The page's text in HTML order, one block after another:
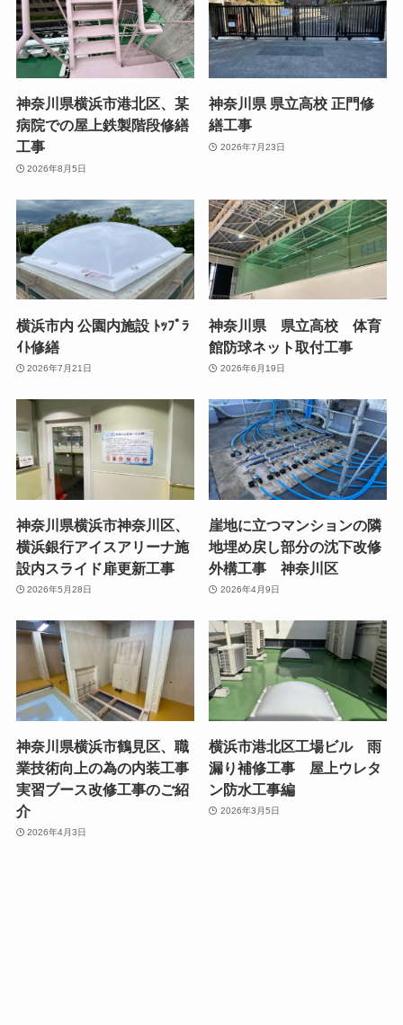
神奈川県横浜市港北区、某
病院での屋上鉄製階段修繕
工事
2026年8月5日
神奈川県 県立高校 正門修
繕工事
2026年7月23日
横浜市内 公園内施設 ﾄｯﾌﾟﾗ
ｲﾄ修繕
2026年7月21日
神奈川県 県立高校 体育
館防球ネット取付工事
2026年6月19日
神奈川県横浜市神奈川区、
横浜銀行アイスアリーナ施
設内スライド扉更新工事
2026年5月28日
崖地に立つマンションの隣
地埋め戻し部分の沈下改修
外構工事 神奈川区
2026年4月9日
神奈川県横浜市鶴見区、職
業技術向上の為の内装工事
実習ブース改修工事のご紹
介
2026年4月3日
横浜市港北区工場ビル 雨
漏り補修工事 屋上ウレタ
ン防水工事編
2026年3月5日